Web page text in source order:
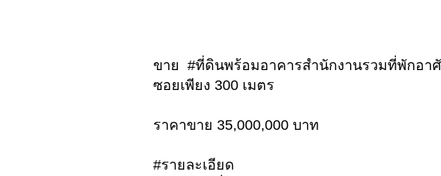
ขาย #ที่ดินพร้อมอาคารสำนักงานรวมที่พักอ
ซอยเพียง 300 เมตร
ราคาขาย 35,000,000 บาท
#รายละเอียด